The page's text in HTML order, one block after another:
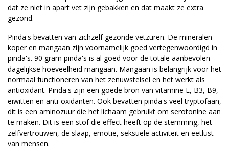
dat ze niet in apart vet zijn gebakken en dat maakt ze extra
gezond.
Pinda's bevatten van zichzelf gezonde vetzuren. De mineralen
koper en mangaan zijn voornamelijk goed vertegenwoordigd in
pinda's. 90 gram pinda's is al goed voor de totale aanbevolen
dagelijkse hoeveelheid mangaan. Mangaan is belangrijk voor het
normaal functioneren van het zenuwstelsel en het werkt als
antioxidant. Pinda's zijn een goede bron van vitamine E, B3, B9,
eiwitten en anti-oxidanten. Ook bevatten pinda's veel tryptofaan,
dit is een aminozuur die het lichaam gebruikt om serotonine aan
te maken. Dit is een stof die effect heeft op de stemming, het
zelfvertrouwen, de slaap, emotie, seksuele activiteit en eetlust
van mensen.